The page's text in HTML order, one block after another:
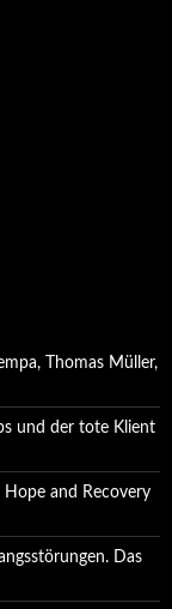
Thomas Müller,
und der tote Klient
and Recovery
Das